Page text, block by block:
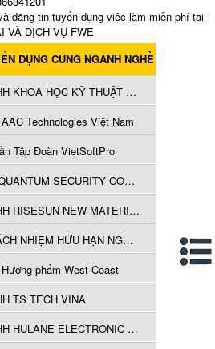
đăng tin tuyển dụng việc làm miễn phí tại
VÀ DỊCH VỤ FWE
DỤNG CÙNG NGÀNH NGHỀ
CÔNG TY TNHH KHOA HỌC KỸ THUẬT AVC (VIỆT NAM)
Technologies Việt Nam
Tập Đoàn VietSoftPro
SPECTER AI QUANTUM SECURITY COMPANY LIMITED
CÔNG TY TNHH RISESUN NEW MATERIAL VIỆT NAM
CÔNG TY TRÁCH NHIỆM HỮU HẠN NGUYÊN LIỆU HÀ NAM
phẩm West Coast
TS TECH VINA
CÔNG TY TNHH HULANE ELECTRONIC (VIỆT NAM)